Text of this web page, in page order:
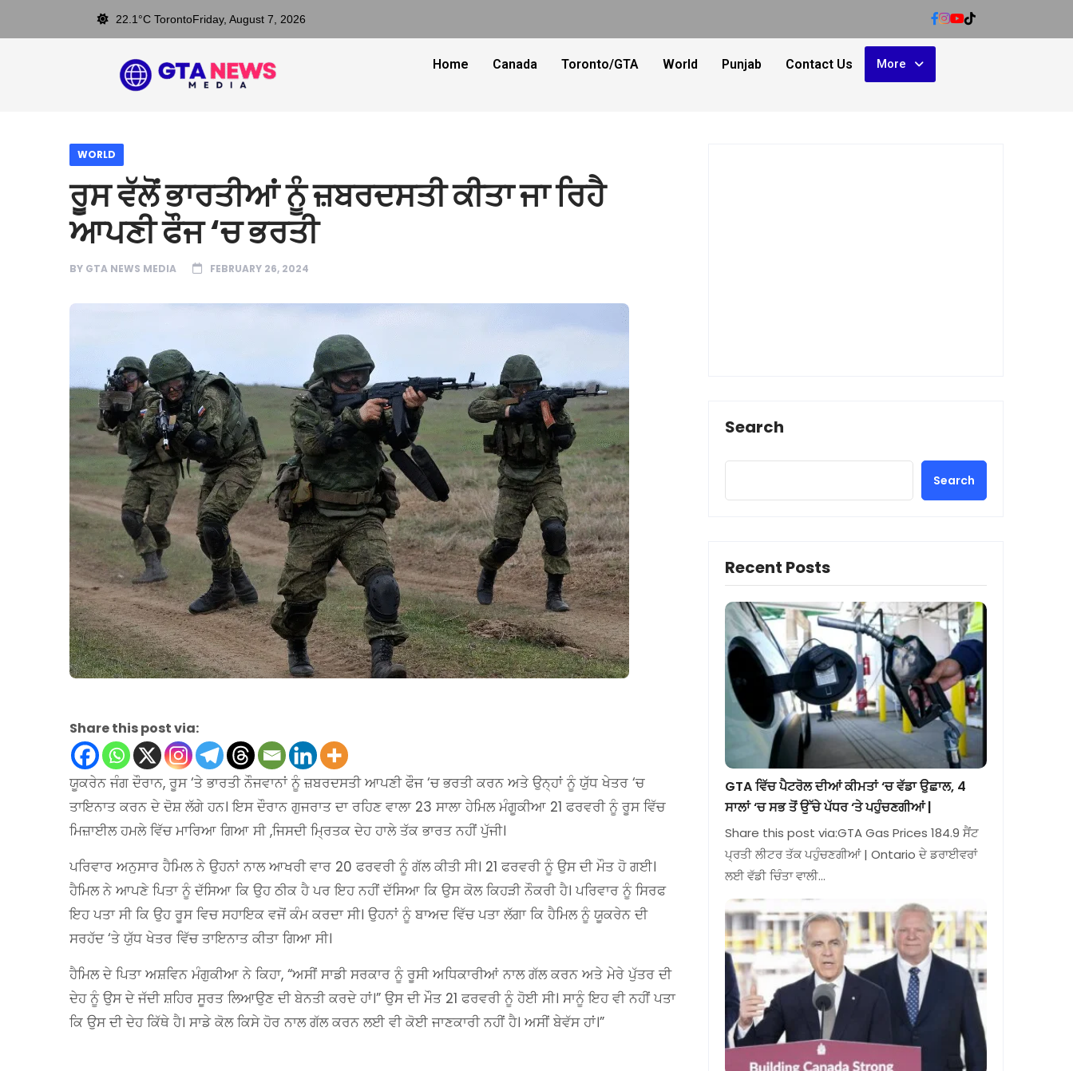
22.1°C TorontoFriday, August 7, 2026
Home Canada Toronto/GTA World Punjab Contact Us More
WORLD
ਰੂਸ ਵੱਲੋਂ ਭਾਰਤੀਆਂ ਨੂੰ ਜ਼ਬਰਦਸਤੀ ਕੀਤਾ ਜਾ ਰਿਹੈ
ਆਪਣੀ ਫੌਜ ‘ਚ ਭਰਤੀ
BY GTA NEWS MEDIA FEBRUARY 26, 2024
Share this post via:
ਯੂਕਰੇਨ ਜੰਗ ਦੌਰਾਨ, ਰੂਸ ‘ਤੇ ਭਾਰਤੀ ਨੌਜਵਾਨਾਂ ਨੂੰ ਜ਼ਬਰਦਸਤੀ ਆਪਣੀ ਫੌਜ ‘ਚ ਭਰਤੀ ਕਰਨ ਅਤੇ ਉਨ੍ਹਾਂ ਨੂੰ ਯੁੱਧ ਖੇਤਰ ‘ਚ
ਤਾਇਨਾਤ ਕਰਨ ਦੇ ਦੋਸ਼ ਲੱਗੇ ਹਨ। ਇਸ ਦੌਰਾਨ ਗੁਜਰਾਤ ਦਾ ਰਹਿਣ ਵਾਲਾ 23 ਸਾਲਾ ਹੇਮਿਲ ਮੰਗੂਕੀਆ 21 ਫਰਵਰੀ ਨੂੰ ਰੂਸ ਵਿੱਚ
ਮਿਜ਼ਾਈਲ ਹਮਲੇ ਵਿੱਚ ਮਾਰਿਆ ਗਿਆ ਸੀ ,ਜਿਸਦੀ ਮ੍ਰਿਤਕ ਦੇਹ ਹਾਲੇ ਤੱਕ ਭਾਰਤ ਨਹੀਂ ਪੁੱਜੀ।
ਪਰਿਵਾਰ ਅਨੁਸਾਰ ਹੈਮਿਲ ਨੇ ਉਹਨਾਂ ਨਾਲ ਆਖਰੀ ਵਾਰ 20 ਫਰਵਰੀ ਨੂੰ ਗੱਲ ਕੀਤੀ ਸੀ। 21 ਫਰਵਰੀ ਨੂੰ ਉਸ ਦੀ ਮੌਤ ਹੋ ਗਈ।
ਹੈਮਿਲ ਨੇ ਆਪਣੇ ਪਿਤਾ ਨੂੰ ਦੱਸਿਆ ਕਿ ਉਹ ਠੀਕ ਹੈ ਪਰ ਇਹ ਨਹੀਂ ਦੱਸਿਆ ਕਿ ਉਸ ਕੋਲ ਕਿਹੜੀ ਨੌਕਰੀ ਹੈ। ਪਰਿਵਾਰ ਨੂੰ ਸਿਰਫ
ਇਹ ਪਤਾ ਸੀ ਕਿ ਉਹ ਰੂਸ ਵਿਚ ਸਹਾਇਕ ਵਜੋਂ ਕੰਮ ਕਰਦਾ ਸੀ। ਉਹਨਾਂ ਨੂੰ ਬਾਅਦ ਵਿੱਚ ਪਤਾ ਲੱਗਾ ਕਿ ਹੈਮਿਲ ਨੂੰ ਯੂਕਰੇਨ ਦੀ
ਸਰਹੱਦ ‘ਤੇ ਯੁੱਧ ਖੇਤਰ ਵਿੱਚ ਤਾਇਨਾਤ ਕੀਤਾ ਗਿਆ ਸੀ।
ਹੈਮਿਲ ਦੇ ਪਿਤਾ ਅਸ਼ਵਿਨ ਮੰਗੁਕੀਆ ਨੇ ਕਿਹਾ, “ਅਸੀਂ ਸਾਡੀ ਸਰਕਾਰ ਨੂੰ ਰੂਸੀ ਅਧਿਕਾਰੀਆਂ ਨਾਲ ਗੱਲ ਕਰਨ ਅਤੇ ਮੇਰੇ ਪੁੱਤਰ ਦੀ
ਦੇਹ ਨੂੰ ਉਸ ਦੇ ਜੱਦੀ ਸ਼ਹਿਰ ਸੂਰਤ ਲਿਆਉਣ ਦੀ ਬੇਨਤੀ ਕਰਦੇ ਹਾਂ।” ਉਸ ਦੀ ਮੌਤ 21 ਫਰਵਰੀ ਨੂੰ ਹੋਈ ਸੀ। ਸਾਨੂੰ ਇਹ ਵੀ ਨਹੀਂ ਪਤਾ
ਕਿ ਉਸ ਦੀ ਦੇਹ ਕਿੱਥੇ ਹੈ। ਸਾਡੇ ਕੋਲ ਕਿਸੇ ਹੋਰ ਨਾਲ ਗੱਲ ਕਰਨ ਲਈ ਵੀ ਕੋਈ ਜਾਣਕਾਰੀ ਨਹੀਂ ਹੈ। ਅਸੀਂ ਬੇਵੱਸ ਹਾਂ।”
Search
Search
Recent Posts
GTA ਵਿੱਚ ਪੈਟਰੋਲ ਦੀਆਂ ਕੀਮਤਾਂ ‘ਚ ਵੱਡਾ ਉਛਾਲ, 4
ਸਾਲਾਂ ‘ਚ ਸਭ ਤੋਂ ਉੱਚੇ ਪੱਧਰ ‘ਤੇ ਪਹੁੰਚਣਗੀਆਂ |
Share this post via:GTA Gas Prices 184.9 ਸੈਂਟ
ਪ੍ਰਤੀ ਲੀਟਰ ਤੱਕ ਪਹੁੰਚਣਗੀਆਂ | Ontario ਦੇ ਡਰਾਈਵਰਾਂ
ਲਈ ਵੱਡੀ ਚਿੰਤਾ ਵਾਲੀ…